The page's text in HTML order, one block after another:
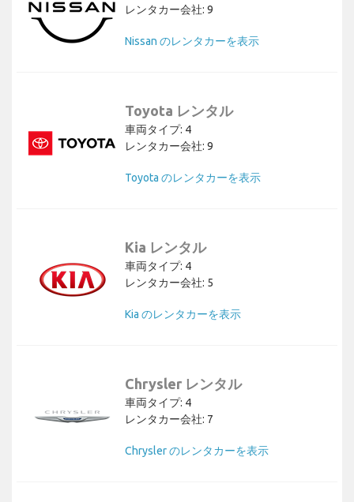
レンタカー会社: 9
Nissan のレンタカーを表示
Toyota レンタル
車両タイプ: 4
レンタカー会社: 9
Toyota のレンタカーを表示
Kia レンタル
車両タイプ: 4
レンタカー会社: 5
Kia のレンタカーを表示
Chrysler レンタル
車両タイプ: 4
レンタカー会社: 7
Chrysler のレンタカーを表示